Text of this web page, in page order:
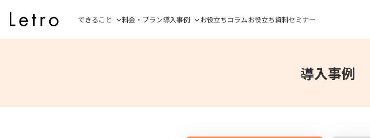
できること 料金・プラン導入事例 お役立ちコラムお役立ち資料セミナー
導入事例